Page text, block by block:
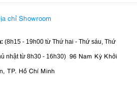
chỉ Showroom
(8h15 - 19h00 từ Thứ hai - Thứ sáu, Thứ
nhật từ 8h30 - 16h30) 96 Nam Kỳ Khởi
TP. Hồ Chí Minh